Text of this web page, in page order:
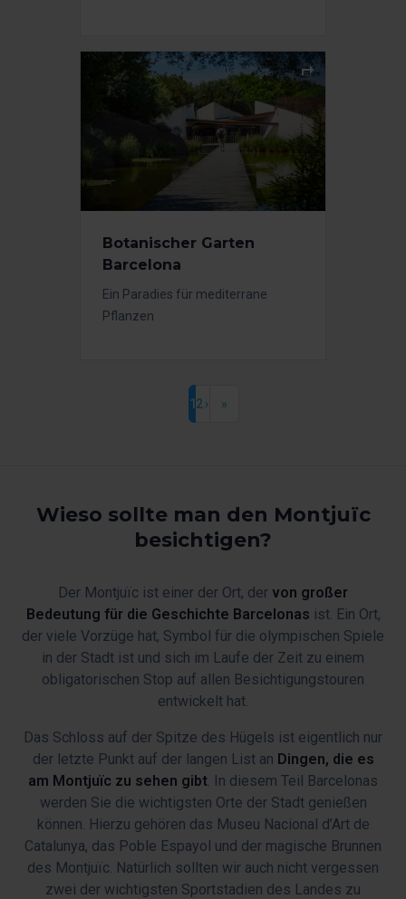
Botanischer Garten
Barcelona
Ein Paradies für mediterrane
Pflanzen
Current
page
1 Page
2 Next
›
Last
»
Wieso sollte man den Montjuïc
besichtigen?
Der Montjuïc ist einer der Ort, der von großer
Bedeutung für die Geschichte Barcelonas ist. Ein Ort,
der viele Vorzüge hat, Symbol für die olympischen Spiele
in der Stadt ist und sich im Laufe der Zeit zu einem
obligatorischen Stop auf allen Besichtigungstouren
entwickelt hat.
Das Schloss auf der Spitze des Hügels ist eigentlich nur
der letzte Punkt auf der langen List an Dingen, die es
am Montjuïc zu sehen gibt. In diesem Teil Barcelonas
werden Sie die wichtigsten Orte der Stadt genießen
können. Hierzu gehören das Museu Nacional d’Art de
Catalunya, das Poble Espayol und der magische Brunnen
des Montjuïc. Natürlich sollten wir auch nicht vergessen
zwei der wichtigsten Sportstadien des Landes zu